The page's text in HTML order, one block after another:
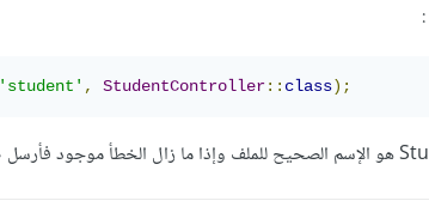
:
'student' , StudentController:: class);